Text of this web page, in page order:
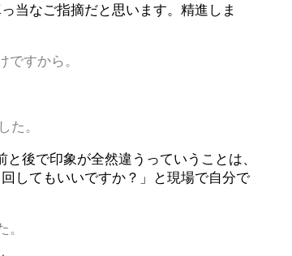
当なご指摘だと思います。精進しま
すから。
た。
後で印象が全然違うっていうことは、
してもいいですか？」と現場で自分で